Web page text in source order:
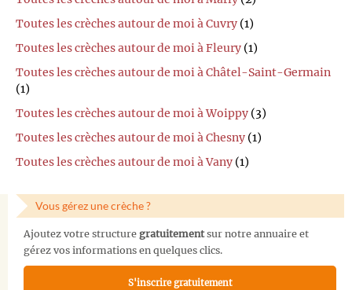
Toutes les crèches autour de moi à Cuvry (1)
Toutes les crèches autour de moi à Fleury (1)
Toutes les crèches autour de moi à Châtel-Saint-Germain
(1)
Toutes les crèches autour de moi à Woippy (3)
Toutes les crèches autour de moi à Chesny (1)
Toutes les crèches autour de moi à Vany (1)
Vous gérez une crèche ?
Ajoutez votre structure gratuitementsur notre annuaire et
gérez vos informations en quelques clics.
S'inscrire gratuitement